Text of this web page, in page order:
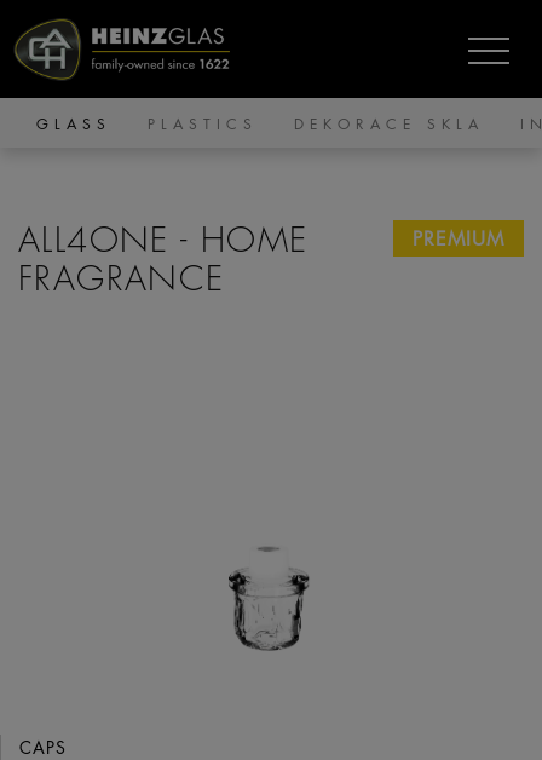
GLASS PLASTICS DEKORACE SKLA
PREMIUM
ALL4ONE - HOME
FRAGRANCE
CAPS